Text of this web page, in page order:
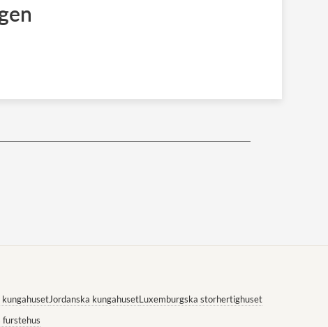
Jordanska kungahusetLuxemburgska storhertighuset
furstehus